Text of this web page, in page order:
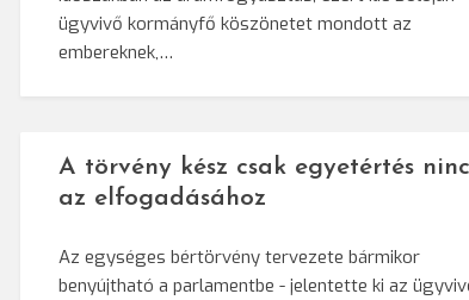
ügyvivő kormányfő köszönetet mondott az
embereknek,…
A törvény kész csak egyetértés
az elfogadásához
Az egységes bértörvény tervezete bármikor
benyújtható a parlamentbe - jelentette ki az